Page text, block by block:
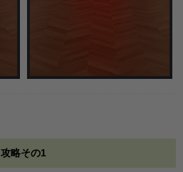
攻略その1